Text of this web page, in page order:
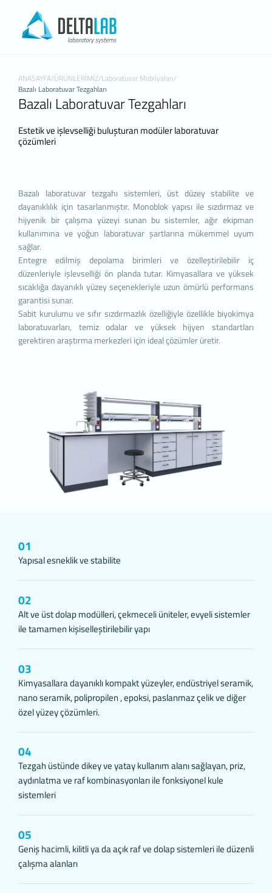
ANASAYFA/ÜRÜNLERİMİZ/Laboratuvar Mobilyaları/
Bazalı Laboratuvar Tezgahları
Bazalı Laboratuvar Tezgahları
Estetik ve işlevselliği buluşturan modüler laboratuvar
çözümleri
Bazalı laboratuvar tezgahı sistemleri, üst düzey stabilite ve
dayanıklılık için tasarlanmıştır. Monoblok yapısı ile sızdırmaz ve
hijyenik bir çalışma yüzeyi sunan bu sistemler, ağır ekipman
kullanımına ve yoğun laboratuvar şartlarına mükemmel uyum
sağlar.
Entegre edilmiş depolama birimleri ve özelleştirilebilir iç
düzenleriyle işlevselliği ön planda tutar. Kimyasallara ve yüksek
sıcaklığa dayanıklı yüzey seçenekleriyle uzun ömürlü performans
garantisi sunar.
Sabit kurulumu ve sıfır sızdırmazlık özelliğiyle özellikle biyokimya
laboratuvarları, temiz odalar ve yüksek hijyen standartları
gerektiren araştırma merkezleri için ideal çözümler üretir.
01
Yapısal esneklik ve stabilite
02
Alt ve üst dolap modülleri, çekmeceli üniteler, evyeli sistemler
ile tamamen kişiselleştirilebilir yapı
03
Kimyasallara dayanıklı kompakt yüzeyler, endüstriyel seramik,
nano seramik, polipropilen , epoksi, paslanmaz çelik ve diğer
özel yüzey çözümleri.
04
Tezgah üstünde dikey ve yatay kullanım alanı sağlayan, priz,
aydınlatma ve raf kombinasyonları ile fonksiyonel kule
sistemleri
05
Geniş hacimli, kilitli ya da açık raf ve dolap sistemleri ile düzenli
çalışma alanları
Kişisel verileriniz; veri sorumlusu olarak
(“KVKK”), tüm web sitesi
açıklamaktadır.
Çerezler, bilgisayarınız ya da mobil
silebilir ya da engelleyebilirsiniz. Ancak
Tarayıcınızdan Çerez ayarlarınızı
1. ÇEREZLERDE HANGİ TÜR
İnternet sitelerinde yer alan çerezlerde,
ettiğiniz dil seçeneği ve diğer
2. ÇEREZ NEDİR ve KULLANIM
Çerezler, ziyaret ettiğiniz internet siteleri
siteye bir sonraki ziyaretinizde
hizmetlerimizde geliştirmeler
kişiselleştirilmiş bir kullanım deneyimi
İnternet Sitesinin, sizin ve
işlemlerin gerçekleştirilmesini
5651 sayılı Internet Ortamında
Mücadele Edilmesi Hakkında Kanun
Esaslar Hakkında Yönetmelik’ten
yerine getirmek.
3.İNTERNET SİTEMİZDE
sitemizi ziyaret ettiğiniz tarayıcınızı
öneriler sunulması için
Kalıcı çerezler sayesinde İnternet
Ziyaret ettiğiniz internet sitesinin
sitenin çalışmasını sağlamak yoluyla
İnternet sitesinin kullanım şekli, ziyaret
genel eğilim yönünü belirlemektir.
gösterilen hata mesajı sayısı veya en
3.5.İşlevsel/Fonksiyonel Çerezler
ziyaretçilere kullanım kolaylığı
Ziyaretçilere sunulan reklamların
Aynı şekilde, ziyaretçilerin